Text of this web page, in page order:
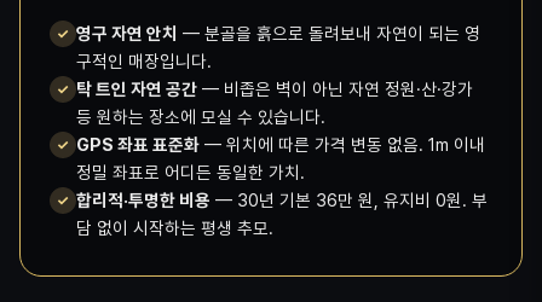
✓ 영구 자연 안치 — 분골을 흙으로 돌려보내 자연이 되는 영
구적인 매장입니다.
✓ 탁 트인 자연 공간 — 비좁은 벽이 아닌 자연 정원·산·강가
등 원하는 장소에 모실 수 있습니다.
✓ GPS 좌표 표준화 — 위치에 따른 가격 변동 없음. 1m 이내
정밀 좌표로 어디든 동일한 가치.
✓ 합리적·투명한 비용 — 30년 기본 36만 원, 유지비 0원. 부
담 없이 시작하는 평생 추모.